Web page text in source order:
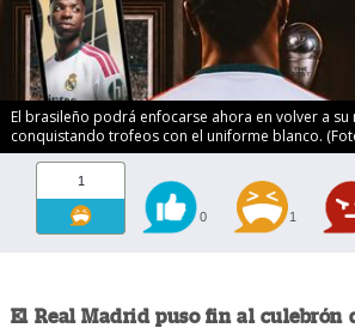
El brasileño podrá enfocarse ahora en volver a
conquistando trofeos con el uniforme blanco.
1
0 1
El Real Madrid puso fin al culebrón